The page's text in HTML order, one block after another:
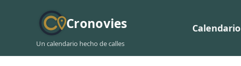
Cronovies
Un calendario hecho de calles
Calendario